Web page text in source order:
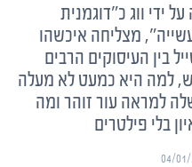
על ידי ווג כ"דוגמנית
מצליחה איכשהו
בין העיסוקים הרבים
למה היא כמעט לא מעלה
למראה עור זוהר ומה
בלי פילטרים